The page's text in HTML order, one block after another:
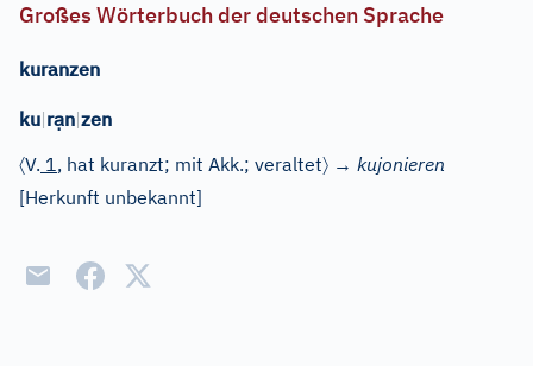
Großes Wörterbuch der deutschen Sprache
kuranzen
ku|rạn|zen
〈V. 1, hat kuranzt; mit Akk.; veraltet〉 → kujonieren
[Herkunft unbekannt]